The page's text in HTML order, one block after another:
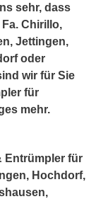
sehr, dass
Chirillo,
Jettingen,
oder
wir für Sie
für
mehr.
Entrümpler für
Hochdorf,